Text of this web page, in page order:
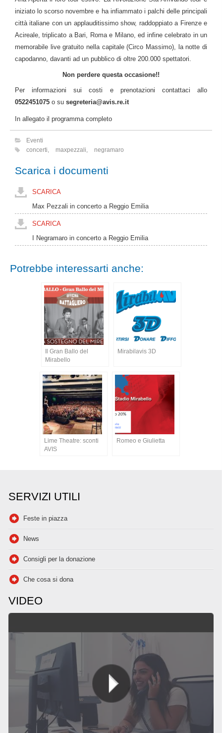
iniziato lo scorso novembre e ha infiammato i palchi delle principali
città italiane con un applauditissimo show, raddoppiato a Firenze e
Acireale, triplicato a Bari, Roma e Milano, ed infine celebrato in un
memorabile live gratuito nella capitale (Circo Massimo), la notte di
capodanno, davanti ad un pubblico di oltre 200.000 spettatori.
Non perdere questa occasione!!
Per informazioni sui costi e prenotazioni contattaci allo
0522451075 o su segreteria@avis.re.it
In allegato il programma completo
Eventi
concerti
maxpezzali negramaro
Scarica i documenti
SCARICA
Max Pezzali in concerto a Reggio Emilia
SCARICA
I Negramaro in concerto a Reggio Emilia
Potrebbe interessarti anche:
Il Gran Ballo del
Mirabello
Mirabilavis 3D
Lime Theatre: sconti
AVIS
Romeo e Giulietta
SERVIZI UTILI
Feste in piazza
News
Consigli per la donazione
Che cosa si dona
VIDEO